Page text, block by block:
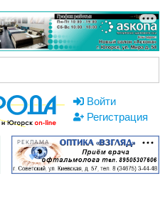
Войти
Регистрация
РЕКЛАМА